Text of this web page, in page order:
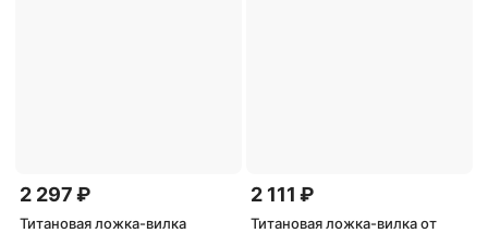
2 297 ₽
Титановая ложка-вилка
2 111 ₽
Титановая ложка-вилка от